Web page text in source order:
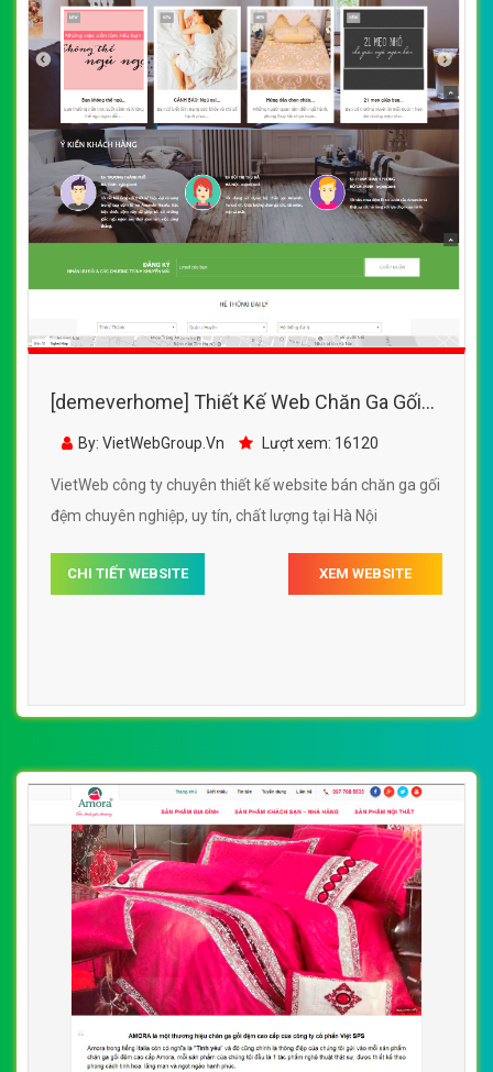
[demeverhome] Thiết Kế Web Chăn Ga Gối
Đệm Amanado đẹp, chuyên nghiệp chuẩn
By: VietWebGroup.Vn Lượt xem: 16120
VietWeb công ty chuyên thiết kế website bán chăn ga gối
đệm chuyên nghiệp, uy tín, chất lượng tại Hà Nội
CHI TIẾT WEBSITE XEM WEBSITE